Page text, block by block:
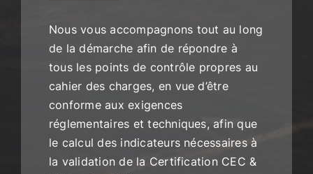
Nous vous accompagnons tout au long
de la démarche afin de répondre à
tous les points de contrôle propres au
cahier des charges, en vue d’être
conforme aux exigences
réglementaires et techniques, afin que
le calcul des indicateurs nécessaires à
la validation de la Certification CEC &